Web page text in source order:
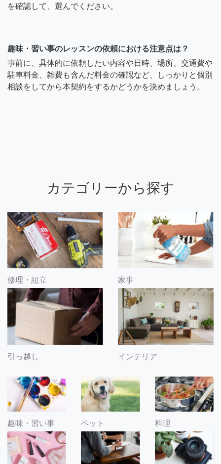
を確認して、選んでください。
趣味・習い事のレッスンの依頼における注意点は？
事前に、具体的に依頼したい内容や日時、場所、交通費や
駐車料金、雑費も含んだ料金の確認など、しっかりと個別
相談をしてから本契約をするかどうかを決めましょう。
カテゴリーから探す
修理・組立 家事
引っ越し インテリア
趣味・習い事 ペット 料理